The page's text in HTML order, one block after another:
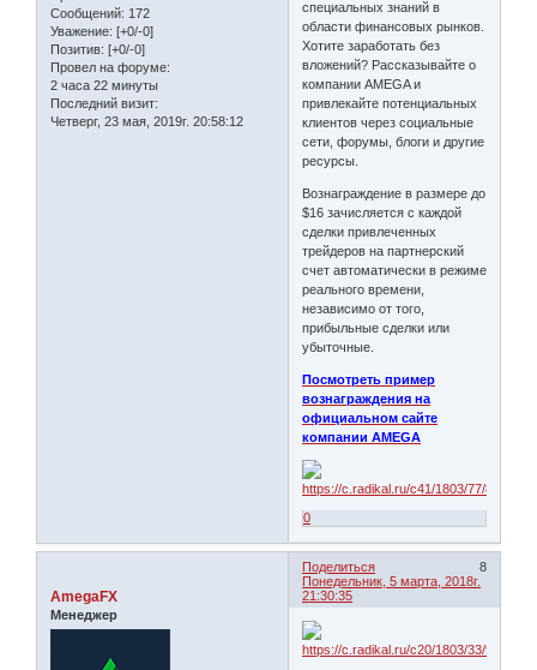
Сообщений: 172
Уважение: [+0/-0]
Позитив: [+0/-0]
Провел на форуме:
2 часа 22 минуты
Последний визит:
Четверг, 23 мая, 2019г. 20:58:12
специальных знаний в
области финансовых рынков.
Хотите заработать без
вложений? Рассказывайте о
компании AMEGA и
привлекайте потенциальных
клиентов через социальные
сети, форумы, блоги и другие
ресурсы.
Вознаграждение в размере до
$16 зачисляется с каждой
сделки привлеченных
трейдеров на партнерский
счет автоматически в режиме
реального времени,
независимо от того,
прибыльные сделки или
убыточные.
Посмотреть пример
вознаграждения на
официальном сайте
компании AMEGA
0
Поделиться
8
Понедельник, 5 марта, 2018г.
21:30:35
AmegaFX
Менеджер